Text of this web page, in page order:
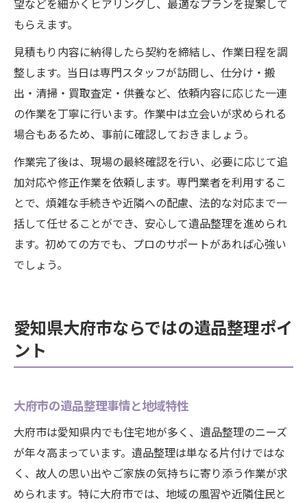
望などを細かくヒアリングし、最適なプランを提案して
もらえます。
見積もり内容に納得したら契約を締結し、作業日程を調
整します。当日は専門スタッフが訪問し、仕分け・搬
出・清掃・買取査定・供養など、依頼内容に応じた一連
の作業を丁寧に行います。作業中は立会いが求められる
場合もあるため、事前に確認しておきましょう。
作業完了後は、現場の最終確認を行い、必要に応じて追
加対応や修正作業を依頼します。専門業者を利用するこ
とで、煩雑な手続きや近隣への配慮、法的な対応まで一
括して任せることができ、安心して遺品整理を進められ
ます。初めての方でも、プロのサポートがあれば心強い
でしょう。
愛知県大府市ならではの遺品整理ポイ
ント
大府市の遺品整理事情と地域特性
大府市は愛知県内でも住宅地が多く、遺品整理のニーズ
が年々高まっています。遺品整理は単なる片付けではな
く、故人の思い出やご家族の気持ちに寄り添う作業が求
められます。特に大府市では、地域の風習や近隣住民と